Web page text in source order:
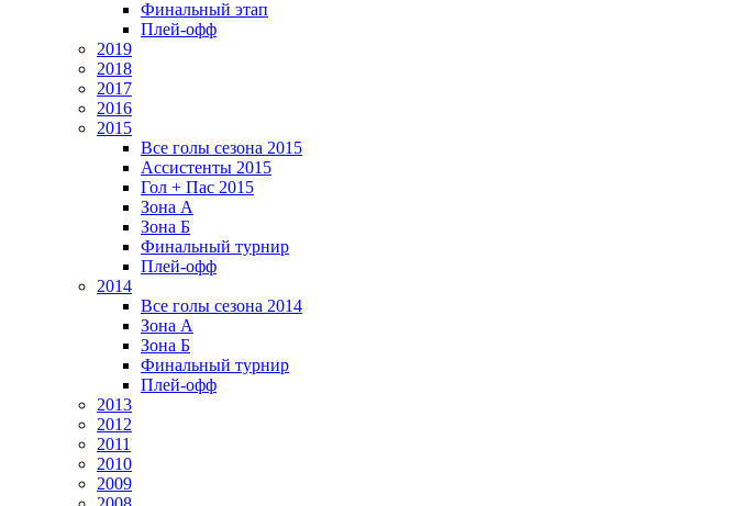
Финальный этап
Плей-офф
2019
2018
2017
2016
2015
Все голы сезона 2015
Ассистенты 2015
Гол + Пас 2015
Зона А
Зона Б
Финальный турнир
Плей-офф
2014
Все голы сезона 2014
Зона А
Зона Б
Финальный турнир
Плей-офф
2013
2012
2011
2010
2009